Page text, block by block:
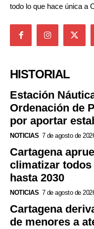
todo lo que hace única a
HISTORIAL
Estación
Ordenación de
por aportar
NOTICIAS 7 de agosto de
Cartagena
climatizar
hasta 2030
NOTICIAS 7 de agosto de
Cartagena
de menores a